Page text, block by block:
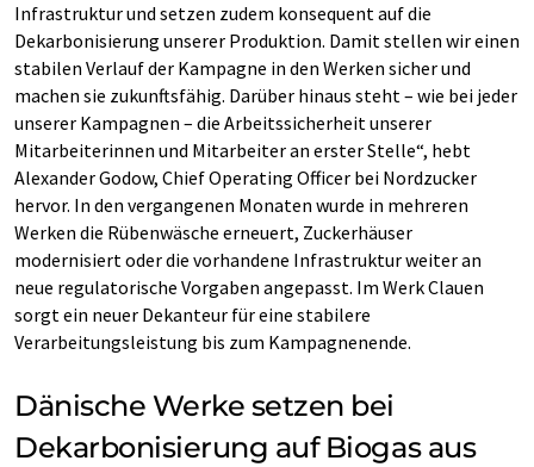
Infrastruktur und setzen zudem konsequent auf die
Dekarbonisierung unserer Produktion. Damit stellen wir einen
stabilen Verlauf der Kampagne in den Werken sicher und
machen sie zukunftsfähig. Darüber hinaus steht – wie bei jeder
unserer Kampagnen – die Arbeitssicherheit unserer
Mitarbeiterinnen und Mitarbeiter an erster Stelle“, hebt
Alexander Godow, Chief Operating Officer bei Nordzucker
hervor. In den vergangenen Monaten wurde in mehreren
Werken die Rübenwäsche erneuert, Zuckerhäuser
modernisiert oder die vorhandene Infrastruktur weiter an
neue regulatorische Vorgaben angepasst. Im Werk Clauen
sorgt ein neuer Dekanteur für eine stabilere
Verarbeitungsleistung bis zum Kampagnenende.
Dänische Werke setzen bei
Dekarbonisierung auf Biogas aus